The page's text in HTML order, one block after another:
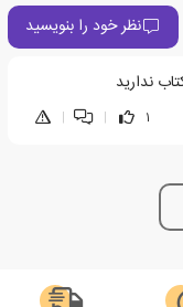
نظر خود را بنویسید
1
|
|